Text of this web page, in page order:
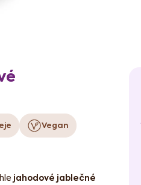
Vegan
jahodové jablečné